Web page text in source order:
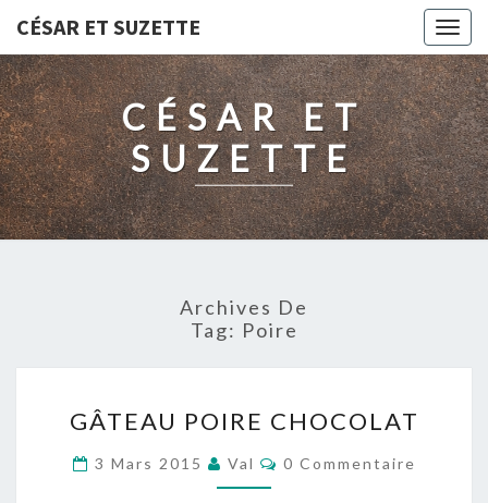
CÉSAR ET SUZETTE
CÉSAR ET
SUZETTE
Archives De
Tag: Poire
POIRE
CHOCOLAT
GÂTEAU POIRE CHOCOLAT
3 Mars 2015 Val Commentaires
0 Commentaire